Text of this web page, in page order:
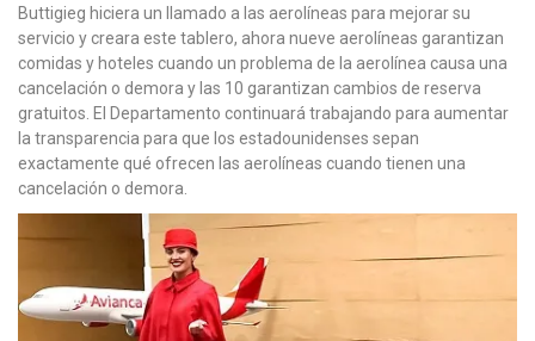
Buttigieg hiciera un llamado a las aerolíneas para mejorar su
servicio y creara este tablero, ahora nueve aerolíneas garantizan
comidas y hoteles cuando un problema de la aerolínea causa una
cancelación o demora y las 10 garantizan cambios de reserva
gratuitos. El Departamento continuará trabajando para aumentar
la transparencia para que los estadounidenses sepan
exactamente qué ofrecen las aerolíneas cuando tienen una
cancelación o demora.